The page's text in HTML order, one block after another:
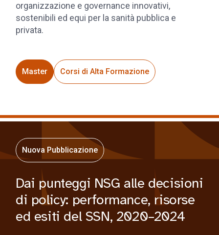
organizzazione e governance innovativi,
sostenibili ed equi per la sanità pubblica e
privata.
Master Corsi di Alta Formazione
Nuova Pubblicazione
Dai punteggi NSG alle decisioni
di policy: performance, risorse
ed esiti del SSN, 2020–2024